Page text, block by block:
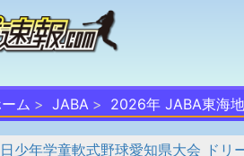
ム JABA 2026年 JABA東海
少年学童軟式野球愛知県大会 ドリ